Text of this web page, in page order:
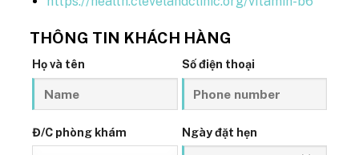
THÔNG TIN KHÁCH HÀNG
Họ và tên Số điện thoại
Đ/C phòng khám Ngày đặt hẹn